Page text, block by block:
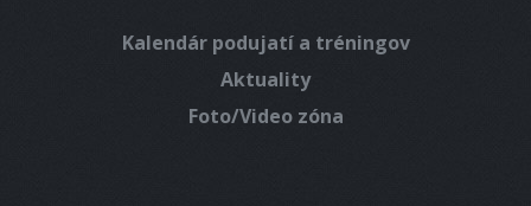
Kalendár podujatí a tréningov
Aktuality
Foto/Video zóna